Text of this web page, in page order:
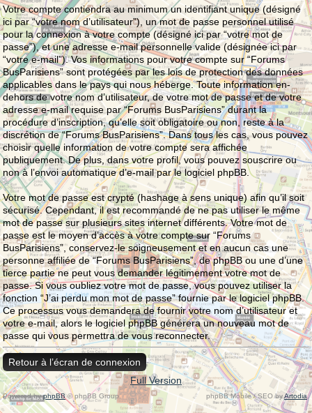
Votre compte contiendra au minimum un identifiant unique (désigné
ici par “votre nom d’utilisateur”), un mot de passe personnel utilisé
pour la connexion à votre compte (désigné ici par “votre mot de
passe”), et une adresse e-mail personnelle valide (désignée ici par
“votre e-mail”). Vos informations pour votre compte sur “Forums
BusParisiens” sont protégées par les lois de protection des données
applicables dans le pays qui nous héberge. Toute information en-
dehors de votre nom d’utilisateur, de votre mot de passe et de votre
adresse e-mail requise par “Forums BusParisiens” durant la
procédure d’inscription, qu’elle soit obligatoire ou non, reste à la
discrétion de “Forums BusParisiens”. Dans tous les cas, vous pouvez
choisir quelle information de votre compte sera affichée
publiquement. De plus, dans votre profil, vous pouvez souscrire ou
non à l’envoi automatique d’e-mail par le logiciel phpBB.
Votre mot de passe est crypté (hashage à sens unique) afin qu’il soit
sécurisé. Cependant, il est recommandé de ne pas utiliser le même
mot de passe sur plusieurs sites internet différents. Votre mot de
passe est le moyen d’accès à votre compte sur “Forums
BusParisiens”, conservez-le soigneusement et en aucun cas une
personne affiliée de “Forums BusParisiens”, de phpBB ou une d’une
tierce partie ne peut vous demander légitimement votre mot de
passe. Si vous oubliez votre mot de passe, vous pouvez utiliser la
fonction “J’ai perdu mon mot de passe” fournie par le logiciel phpBB.
Ce processus vous demandera de fournir votre nom d’utilisateur et
votre e-mail, alors le logiciel phpBB générera un nouveau mot de
passe qui vous permettra de vous reconnecter.
Retour à l’écran de connexion
Full Version
Powered byphpBB© phpBB Group. phpBB Mobile / SEO byArtodia.